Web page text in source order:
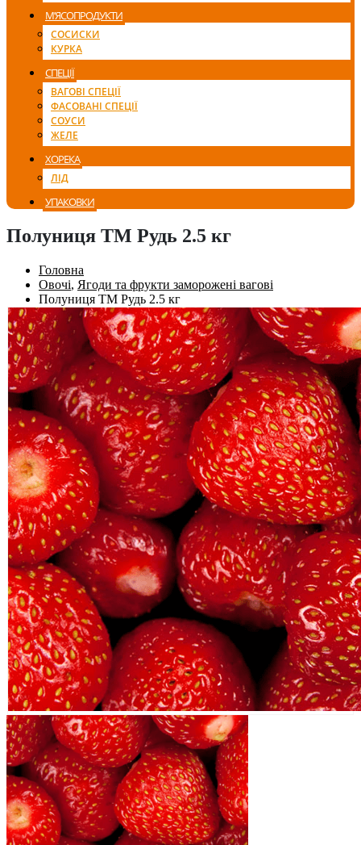
М’ЯСОПРОДУКТИ
СОСИСКИ
КУРКА
СПЕЦІЇ
ВАГОВІ СПЕЦІЇ
ФАСОВАНІ СПЕЦІЇ
СОУСИ
ЖЕЛЕ
ХОРЕКА
ЛІД
УПАКОВКИ
Полуниця ТМ Рудь 2.5 кг
Головна
Овочі, Ягоди та фрукти заморожені вагові
Полуниця ТМ Рудь 2.5 кг